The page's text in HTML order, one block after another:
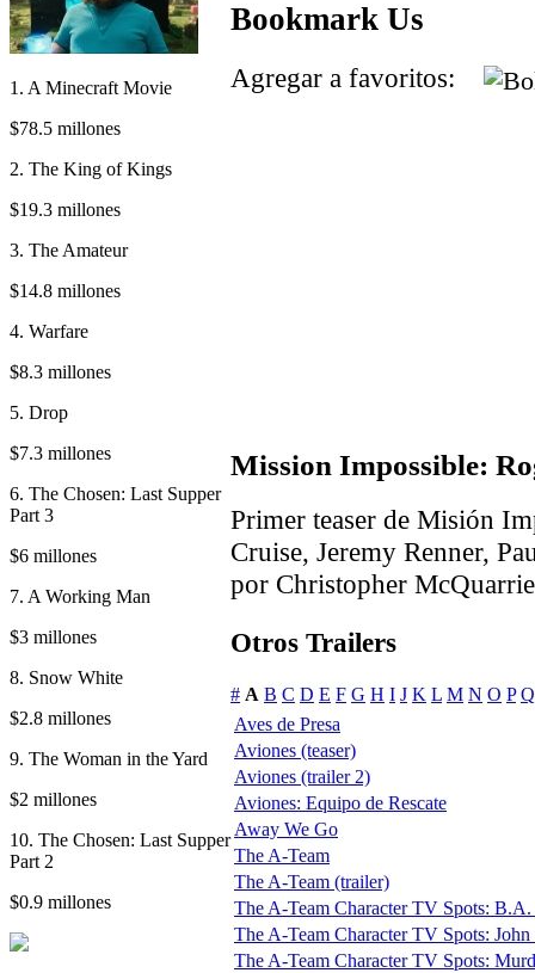
1. A Minecraft Movie
$78.5 millones
2. The King of Kings
$19.3 millones
3. The Amateur
$14.8 millones
4. Warfare
$8.3 millones
5. Drop
$7.3 millones
6. The Chosen: Last Supper
Part 3
$6 millones
7. A Working Man
$3 millones
8. Snow White
$2.8 millones
9. The Woman in the Yard
$2 millones
10. The Chosen: Last Supper
Part 2
$0.9 millones
Bookmark Us
Agregar a favoritos:
Mission Impossible:
Primer teaser de Misión
Cruise, Jeremy Renner,
por Christopher
Otros Trailers
# A B C D E F G H I J K L M N O P Q
Aves de Presa
Aviones (teaser)
Aviones (trailer 2)
Aviones: Equipo de Rescate
Away We Go
The A-Team
The A-Team (trailer)
The A-Team Character TV Spots: B.A.
The A-Team Character TV Spots:
The A-Team Character TV Spots: